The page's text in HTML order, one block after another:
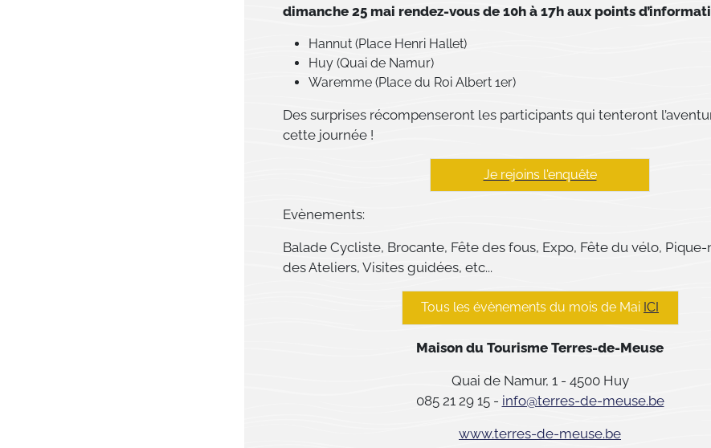
dimanche 25 mai rendez-vous de 10h à 17h aux points
Hannut (Place Henri Hallet)
Huy (Quai de Namur)
Waremme (Place du Roi Albert 1er)
Des surprises récompenseront les participants qui tenteront
cette journée !
Je rejoins l'enquête
Evènements:
Balade Cycliste, Brocante, Fête des fous, Expo, Fête du vélo,
des Ateliers, Visites guidées, etc...
Tous les évènements du mois de Mai ICI
Maison du Tourisme Terres-de-Meuse
Quai de Namur, 1 - 4500 Huy
085 21 29 15 - info@terres-de-meuse.be
www.terres-de-meuse.be